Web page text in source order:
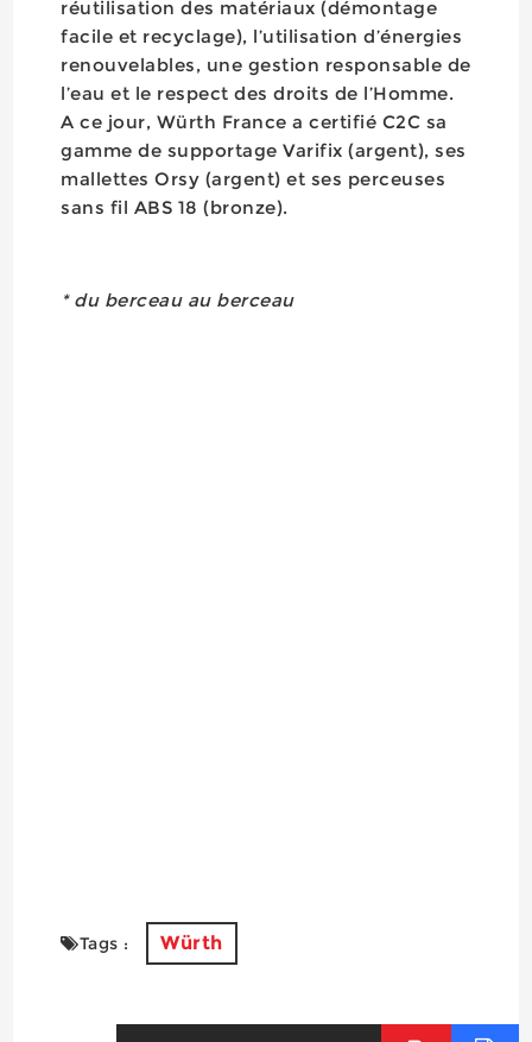
réutilisation des matériaux (démontage
facile et recyclage), l’utilisation d’énergies
renouvelables, une gestion responsable de
l’eau et le respect des droits de l’Homme.
A ce jour, Würth France a certifié C2C sa
gamme de supportage Varifix (argent), ses
mallettes Orsy (argent) et ses perceuses
sans fil ABS 18 (bronze).
* du berceau au berceau
Tags : Würth